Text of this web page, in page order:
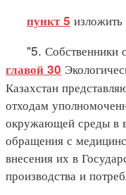
пункт 5
"5. Собственники
главой 30
Казахстан
отходам
окружающей среды в
обращения с
внесения их в
производства и